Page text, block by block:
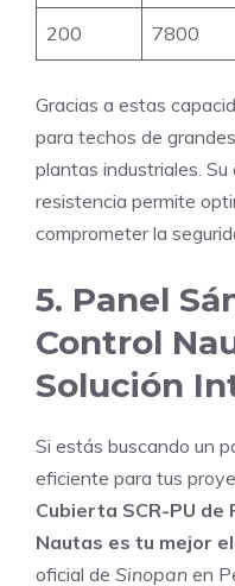
200 7800
Gracias a estas
para techos de
plantas industriales.
resistencia permite
comprometer la
5. Panel
Control
Solución
Si estás buscando un
eficiente para tus
Cubierta SCR-PU
Nautas es tu mejor
oficial de Sinopan en